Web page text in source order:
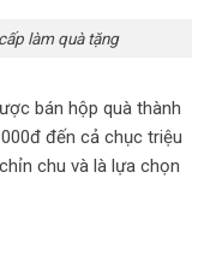
làm quà tặng
bán hộp quà thành
đến cả chục triệu
chu và là lựa chọn